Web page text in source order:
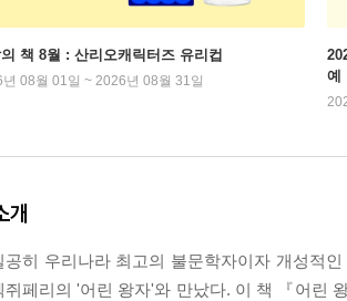
책 8월 : 산리오캐릭터즈 유리컵
08월 01일 ~ 2026년 08월 31일
예
개
공히 우리나라 최고의 불문학자이자 개성적
쥐페리의 '어린 왕자'와 만났다. 이 책 『어린